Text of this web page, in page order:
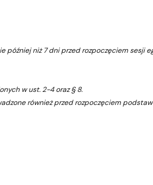
później niż 7 dni przed rozpoczęciem sesji
w ust. 2-4 oraz § 8.
również przed rozpoczęciem